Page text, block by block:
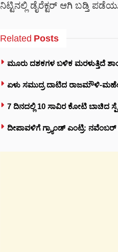
ನಿಟ್ಟಿನಲ್ಲಿ ಡೈರೆಕ್ಟರ್ ಆಗಿ ಬಡ್ತಿ
Related Posts
ಮೂರು ದಶಕಗಳ ಬಳಿಕ ಮರಳುತ್ತಿದೆ
ಏಳು ಸಮುದ್ರ ದಾಟಿದ ರಾಜಮೌಳಿ-
7 ದಿನದಲ್ಲಿ 10 ಸಾವಿರ ಕೋಟಿ ಬಾಚಿದ
ದೀಪಾವಳಿಗೆ ಗ್ರ್ಯಾಂಡ್ ಎಂಟ್ರಿ: